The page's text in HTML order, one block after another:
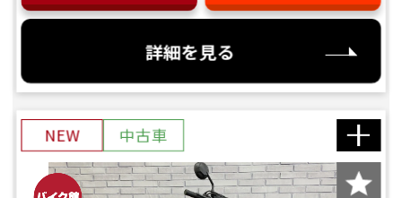
詳細を見る
NEW 中古車